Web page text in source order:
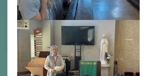
いじめ防止基
安全・防災教育
警報などの対応